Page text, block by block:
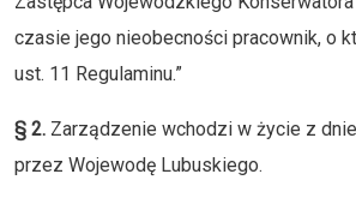
czasie jego nieobecności pracownik, o
ust. 11 Regulaminu.”
§ 2. Zarządzenie wchodzi w życie z
przez Wojewodę Lubuskiego.